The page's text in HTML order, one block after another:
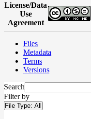
License/Data
Use
Agreement
Files
Metadata
Terms
Versions
Search
Filter by
File Type: All